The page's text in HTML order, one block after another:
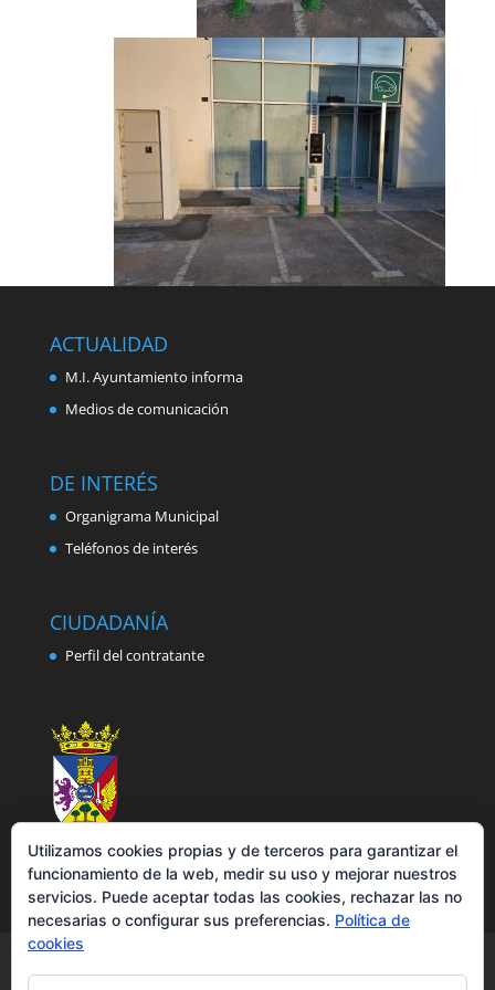
ACTUALIDAD
M.I. Ayuntamiento informa
Medios de comunicación
DE INTERÉS
Organigrama Municipal
Teléfonos de interés
CIUDADANÍA
Perfil del contratante
Utilizamos cookies propias y de terceros para garantizar el
funcionamiento de la web, medir su uso y mejorar nuestros
servicios. Puede aceptar todas las cookies, rechazar las no
necesarias o configurar sus preferencias. Política de
cookies